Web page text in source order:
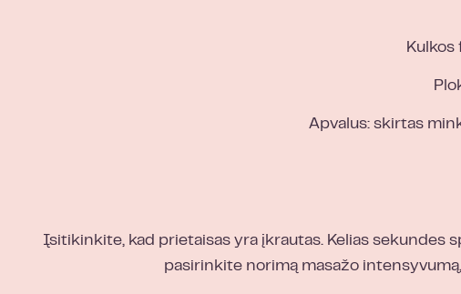
Kulkos
Apvalus: skirtas
Įsitikinkite, kad prietaisas yra įkrautas. Kelias sekundes
pasirinkite norimą masažo